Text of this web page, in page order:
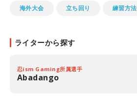
海外大会 立ち回り 練習方法
ライターから探す
忍ism Gaming所属選手
Abadango